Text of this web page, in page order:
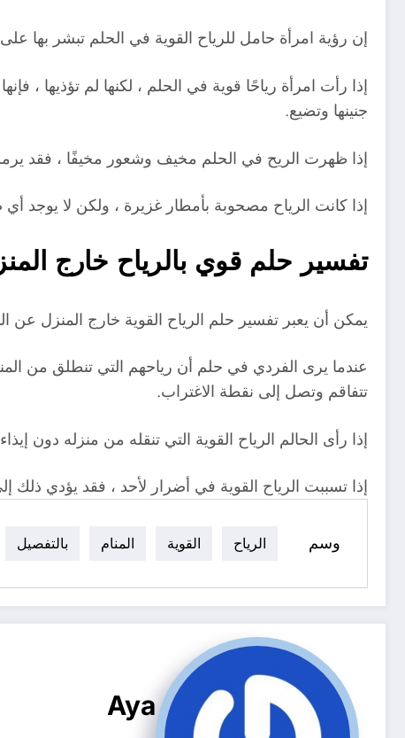
إن رؤية امرأة حامل للرياح القوية في الحلم تبشر بها
إذا رأت امرأة رياحًا قوية في الحلم ، لكنها لم تؤذيها
جنينها وتضيع.
إذا ظهرت الريح في الحلم مخيف وشعور مخيفًا ، فقد
إذا كانت الرياح مصحوبة بأمطار غزيرة ، ولكن لا
تفسير حلم قوي بالرياح خارج
يمكن أن يعبر تفسير حلم الرياح القوية خارج المنزل
عندما يرى الفردي في حلم أن رياحهم التي تنطلق من
تتفاقم وتصل إلى نقطة الاغتراب.
إذا رأى الحالم الرياح القوية التي تنقله من منزله دون
إذا تسببت الرياح القوية في أضرار لأحد ، فقد يؤدي
وسم الرياح القوية المنام بالتفصيل
Aya